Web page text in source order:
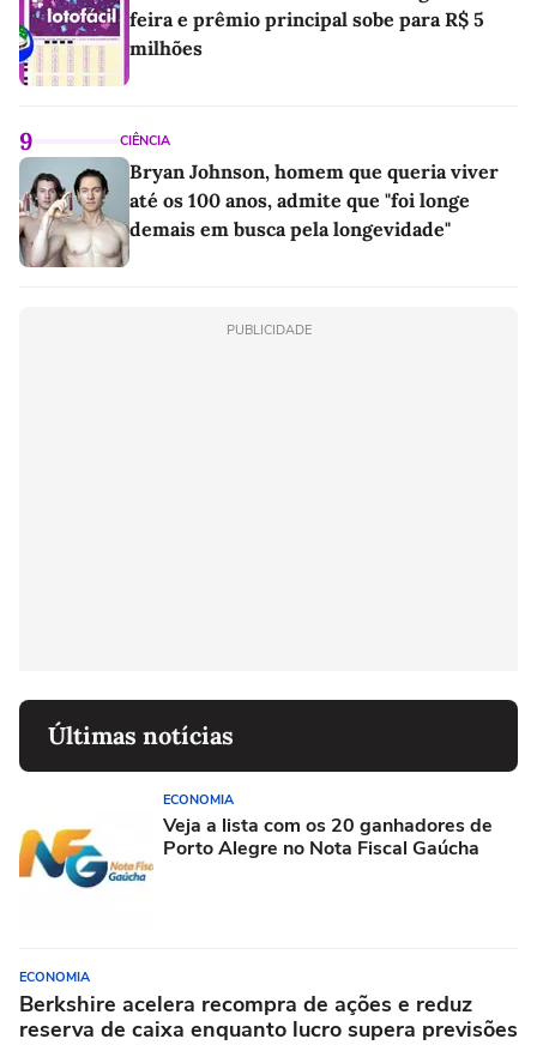
feira e prêmio principal sobe para R$ 5
milhões
9 CIÊNCIA
Bryan Johnson, homem que queria viver
até os 100 anos, admite que "foi longe
demais em busca pela longevidade"
PUBLICIDADE
Últimas notícias
ECONOMIA
Veja a lista com os 20 ganhadores de
Porto Alegre no Nota Fiscal Gaúcha
ECONOMIA
Berkshire acelera recompra de ações e reduz
reserva de caixa enquanto lucro supera previsões